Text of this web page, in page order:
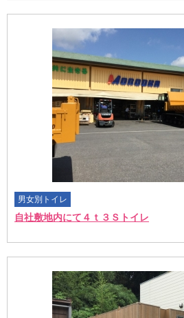
男女別トイレ
自社敷地内にて４ｔ３Ｓトイレ